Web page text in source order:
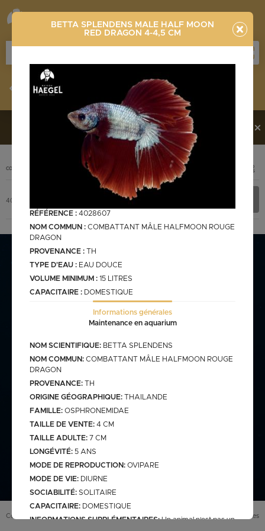
BETTA SPLENDENS MALE HALF MOON
RED DRAGON 4-4,5 CM
RÉFÉRENCE : 4028607
NOM COMMUN : COMBATTANT MÂLE HALFMOON ROUGE
DRAGON
PROVENANCE : TH
TYPE D'EAU : EAU DOUCE
VOLUME MINIMUM : 15 LITRES
CAPACITAIRE : DOMESTIQUE
Informations générales
Maintenance en aquarium
NOM SCIENTIFIQUE: BETTA SPLENDENS
NOM COMMUN: COMBATTANT MÂLE HALFMOON ROUGE
DRAGON
PROVENANCE: TH
ORIGINE GÉOGRAPHIQUE: THAILANDE
FAMILLE: OSPHRONEMIDAE
TAILLE DE VENTE: 4 CM
TAILLE ADULTE: 7 CM
LONGÉVITÉ: 5 ANS
MODE DE REPRODUCTION: OVIPARE
MODE DE VIE: DIURNE
SOCIABILITÉ: SOLITAIRE
CAPACITAIRE: DOMESTIQUE
INFORMATIONS SUPPLÉMENTAIRES:Un animal n'est pas un
Stocklist Recherche
Vous souhaitez en découvrir davantage ?
nous !
Stocklist Français
FRANCO CUMULABLE AVEC LES POISSONS/ FRANCO
gamme verte
koï elv francais
carpe koi sur photo (a
web)
elv francais
elv pologne
discus elv asiatique
Eau douce
CODE
PHOTO
+ INFOS
4028607
BETTA SPLENDENS MALE HALF MOON RED DRAGON 4-4,5
commande@haegel.fr
Conditions générales de vente (CGV) Mentions légales